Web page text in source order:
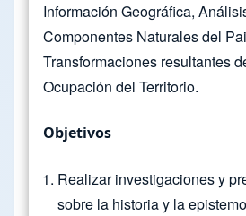
Información Geográfica,
Componentes Naturales del
Transformaciones resultantes
Ocupación del Territorio.
Objetivos
Realizar investigaciones y
sobre la historia y la